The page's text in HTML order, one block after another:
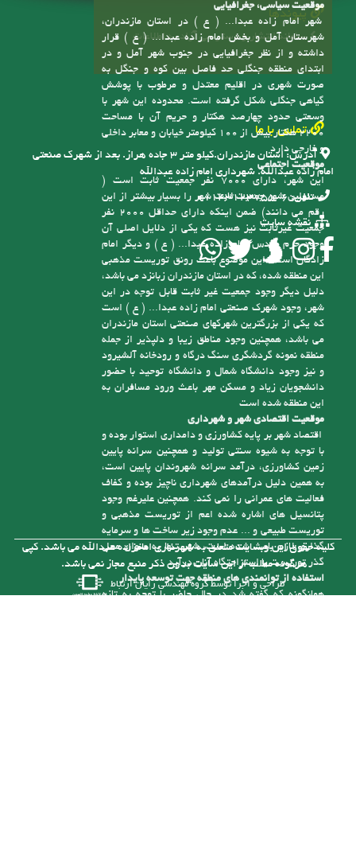
شهرستان آمل و بخش امام زاده عبدا... ( ع ) قرار
داشته و از نظر جغرافیایی در جنوب شهر آمل و در
ابتدای منطقه جنگلی حد فاصل بین کوه و جنگل به
صورت شهری در اقلیم معتدل و مرطوب با پوشش
گیاهی جنگلی شکل گرفته است. محدوده این شهر با
وسعتی حدود چهارصد هکتار و حریم آن با مساحت
2200 هکتار بیش از 100 کیلومتر خیابان و معابر داخلی
و خارجی دارد
موقعیت اجتماعی
این شهر، دارای 7000 نفر جمعیت ثابت است (
مسئولین شهر جمعیت ثابت شهر را بسیار بیشتر از این
رقم می دانند) ضمن اینکه دارای حداقل 2000 نفر
جمعیت غیرثابت نیز هست که یکی از دلایل اصلی آن
وجود حرم مقدس امام زاده عبدا... ( ع ) و دیگر امام
زادگان است، این موضوع باعث رونق توریست مذهبی
این منطقه شده، که در استان مازندران زبانزد می باشد،
دلیل دیگر وجود جمعیت غیر ثابت قابل توجه در این
شهر، وجود شهرک صنعتی امام زاده عبدا... ( ع ) است
که یکی از بزرگترین شهرکهای صنعتی استان مازندران
می باشد، همچنین وجود مناطق زیبا و دلپذیر از جمله
منطقه نمونه گردشگری سنگ درگاه و رودخانه آلشیرود
و نیز وجود دانشگاه شمال و دانشگاه توحید با حضور
دانشجویان زیاد و مسکن مهر باعث ورود مسافران به
این منطقه شده است
موقعیت اقتصادی شهر و شهرداری
اقتصاد شهر بر پایه کشاورزی و دامداری استوار بوده و
با توجه به شیوه سنتی تولید و همچنین سرانه پایین
زمین کشاورزی، درآمد سرانه شهروندان پایین است،
به همین دلیل درآمدهای شهرداری ناچیز بوده و کفاف
فعالیت های عمرانی را نمی کند. همچنین علیرغم وجود
پتانسیل های اشاره شده اعم از توریست مذهبی و
توریست طبیعی و ... عدم وجود زیر ساخت ها و سرمایه
گذاری لازم باعث شده است، شهر تنها به عنوان محل
گذر توریست یا استراحتگاه آنان درآید
استفاده از توانمندی های منطقه جهت توسعه پایدار
همانگونه که گفته شد در حال حاضر با توجه به تازه
تأسیس بودن شهرداری و از درآمد کافی برای رسیدگی
به مشکلات موجود در شهر برخوردار نیست، ولی با توجه
سامانه انتشار و دسترسی آزاد به اطلاعات
تماس با ما
آدرس:
استان مازندران.کیلو متر ۳ جاده هراز. بعد از شهرک صنعتی
امام زاده عبدالله. شهرداری امام زاده عبدالله
تلفن: 6-01143123755
نقشه سایت
کلیه حقوق این وبسایت متعلق به شهرداری امامزاده عبدالله می باشد. کپی
هرگونه مطلب از این سایت بدون ذکر منبع مجاز نمی باشد.
طراحی و اجرا توسطگروه مهندسی رایان ارتباط